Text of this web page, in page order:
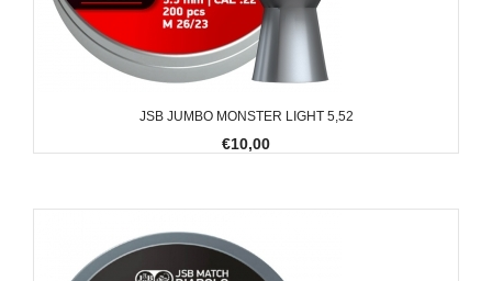
JSB JUMBO MONSTER LIGHT 5,52
€10,00